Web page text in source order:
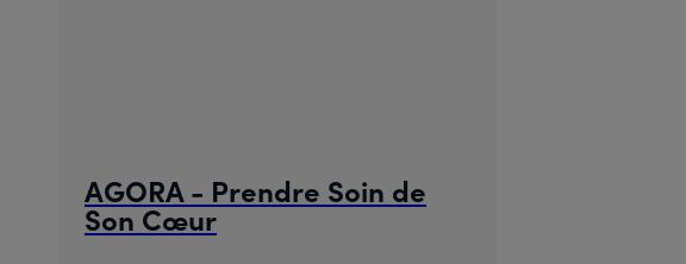
AGORA - Prendre Soin de
Son Cœur